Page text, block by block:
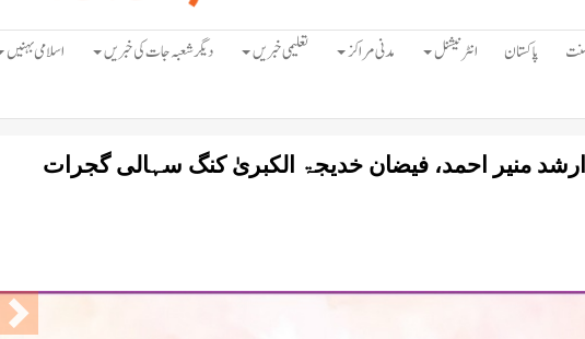
پاکستان انٹرنیشنل مدنی مراکز تعلیمی خبریں دیگر شعبہ جات کی خبریں اسلامی بہنیں
منیر احمد، فیضان خدیجۃ الکبریٰ کنگ سہالی گجرات
Next